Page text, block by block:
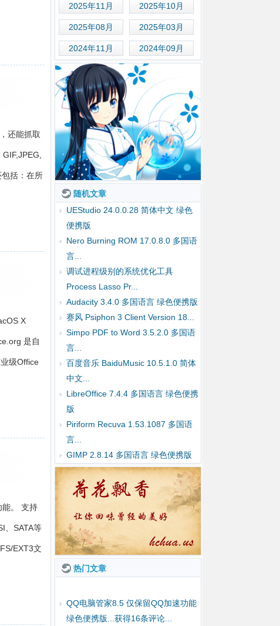
还能抓取
括：在所
X
是自
级Office
能。 支持
、SATA等
EXT3文
2025年11月 2025年10月
2025年08月 2025年03月
2024年11月 2024年09月
随机文章
UEStudio 24.0.0.28 简体中文 绿色
便携版
Nero Burning ROM 17.0.8.0 多国语
言...
调试进程级别的系统优化工具
Process Lasso Pr...
Audacity 3.4.0 多国语言 绿色便携版
赛风 Psiphon 3 Client Version 18...
Simpo PDF to Word 3.5.2.0 多国语
言...
百度音乐 BaiduMusic 10.5.1.0 简体
中文...
LibreOffice 7.4.4 多国语言 绿色便携
版
Piriform Recuva 1.53.1087 多国语
言...
GIMP 2.8.14 多国语言 绿色便携版
热门文章
言 绿色便携版...获得7条评论...
QQ电脑管家8.5 仅保留QQ加速功能